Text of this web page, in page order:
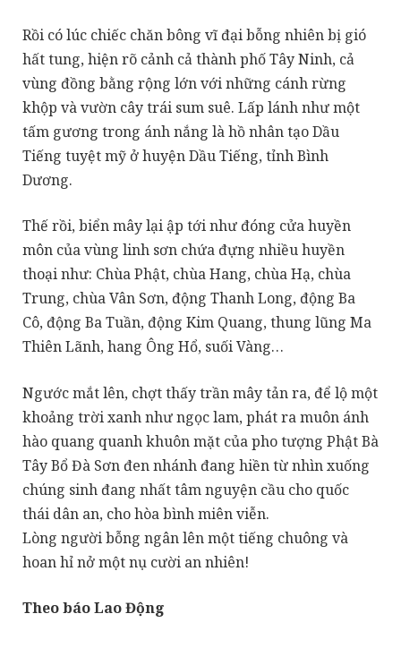
Rồi có lúc chiếc chăn bông vĩ đại bỗng nhiên bị gió
hất tung, hiện rõ cảnh cả thành phố Tây Ninh, cả
vùng đồng bằng rộng lớn với những cánh rừng
khộp và vườn cây trái sum suê. Lấp lánh như một
tấm gương trong ánh nắng là hồ nhân tạo Dầu
Tiếng tuyệt mỹ ở huyện Dầu Tiếng, tỉnh Bình
Dương.
Thế rồi, biển mây lại ập tới như đóng cửa huyền
môn của vùng linh sơn chứa đựng nhiều huyền
thoại như: Chùa Phật, chùa Hang, chùa Hạ, chùa
Trung, chùa Vân Sơn, động Thanh Long, động Ba
Cô, động Ba Tuần, động Kim Quang, thung lũng Ma
Thiên Lãnh, hang Ông Hổ, suối Vàng…
Ngước mắt lên, chợt thấy trần mây tản ra, để lộ một
khoảng trời xanh như ngọc lam, phát ra muôn ánh
hào quang quanh khuôn mặt của pho tượng Phật Bà
Tây Bổ Đà Sơn đen nhánh đang hiền từ nhìn xuống
chúng sinh đang nhất tâm nguyện cầu cho quốc
thái dân an, cho hòa bình miên viễn.
Lòng người bỗng ngân lên một tiếng chuông và
hoan hỉ nở một nụ cười an nhiên!
Theo báo Lao Động